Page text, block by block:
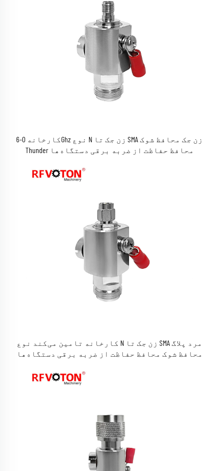
کارخانه 0-6Ghz نوع N زن جک تا SMA زن جک محافظ شوک
Thunder محافظ حفاظت از ضربه برقی دستگاه‌ها
کارخانه تامین می‌کند نوع N زن جک تا SMA مرد پلاگ
محافظ شوک محافظ حفاظت از ضربه برقی دستگاه‌ها